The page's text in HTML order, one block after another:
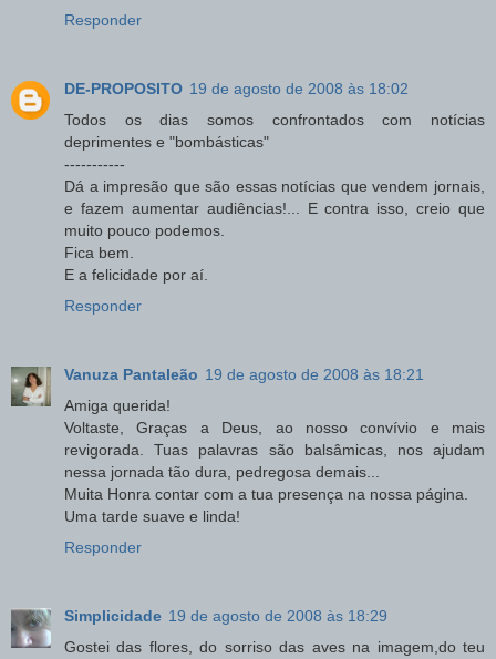
Responder
DE-PROPOSITO 19 de agosto de 2008 às 18:02
Todos os dias somos confrontados com notícias
deprimentes e "bombásticas"
-----------
Dá a impresão que são essas notícias que vendem jornais,
e fazem aumentar audiências!... E contra isso, creio que
muito pouco podemos.
Fica bem.
E a felicidade por aí.
Responder
Vanuza Pantaleão 19 de agosto de 2008 às 18:21
Amiga querida!
Voltaste, Graças a Deus, ao nosso convívio e mais
revigorada. Tuas palavras são balsâmicas, nos ajudam
nessa jornada tão dura, pedregosa demais...
Muita Honra contar com a tua presença na nossa página.
Uma tarde suave e linda!
Responder
Simplicidade 19 de agosto de 2008 às 18:29
Gostei das flores, do sorriso das aves na imagem,do teu